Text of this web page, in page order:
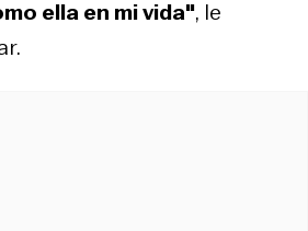
ella en mi vida", le